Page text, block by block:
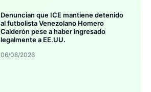
Denuncian que ICE mantiene detenido
al futbolista Venezolano Homero
Calderón pese a haber ingresado
legalmente a EE.UU.
06/08/2026